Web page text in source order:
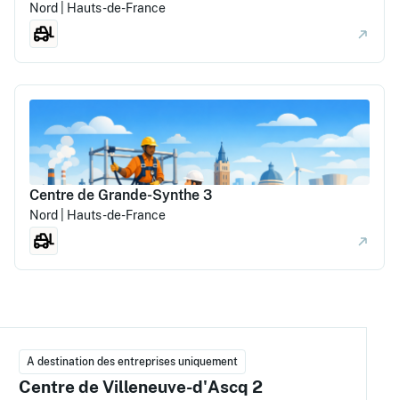
Nord | Hauts-de-France
Centre de Grande-Synthe 3
Nord | Hauts-de-France
A destination des entreprises uniquement
Centre de Villeneuve-d'Ascq 2